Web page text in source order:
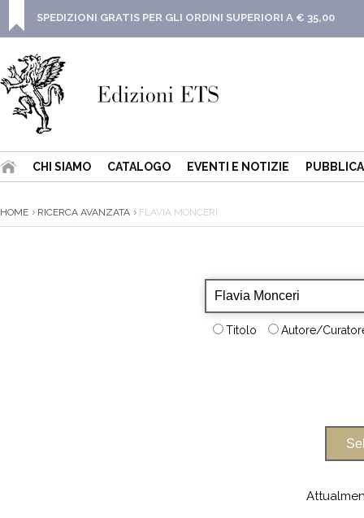
SPEDIZIONI GRATIS PER GLI ORDINI SUPERIORI A € 35,00
CHI SIAMO CATALOGO EVENTI E NOTIZIE
HOME RICERCA AVANZATA FLAVIA MONCERI
Titolo Autore/